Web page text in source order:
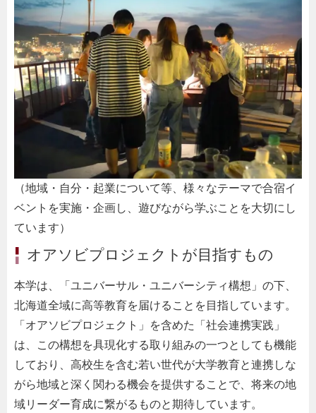
（地域・自分・起業について等、様々なテーマで合宿イ
ベントを実施・企画し、遊びながら学ぶことを大切にし
ています）
オアソビプロジェクトが目指すもの
本学は、「ユニバーサル・ユニバーシティ構想」の下、
北海道全域に高等教育を届けることを目指しています。
「オアソビプロジェクト」を含めた「社会連携実践」
は、この構想を具現化する取り組みの一つとしても機能
しており、高校生を含む若い世代が大学教育と連携しな
がら地域と深く関わる機会を提供することで、将来の地
域リーダー育成に繋がるものと期待しています。